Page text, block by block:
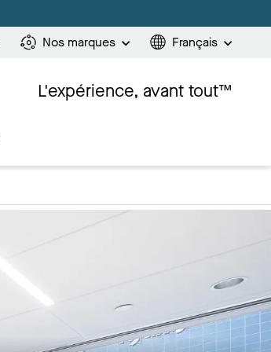
Nos marques Français
L'expérience, avant tout™